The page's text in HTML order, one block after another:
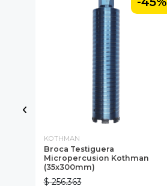
KOTHMAN
Broca Testiguera
Micropercusion Kothman
(35x300mm)
$ 256.363